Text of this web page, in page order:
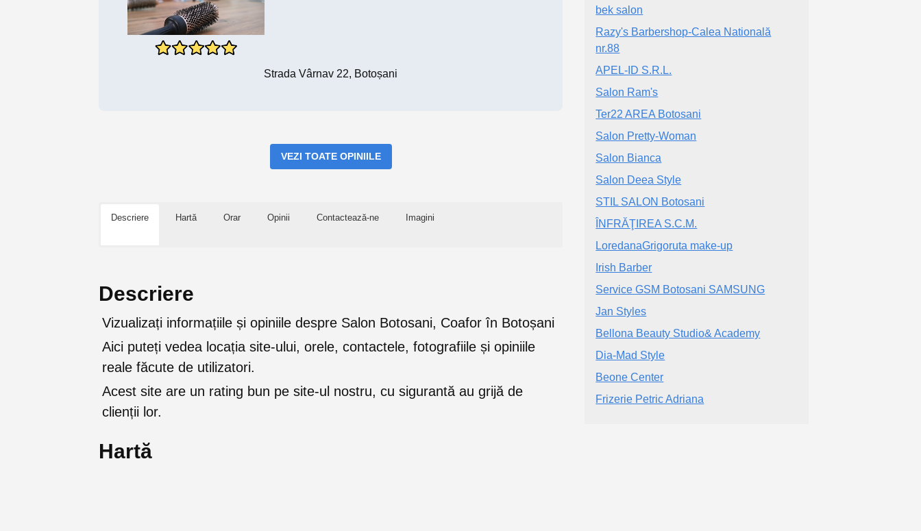
Strada Vârnav 22, Botoșani
VEZI TOATE OPINIILE
Descriere Hartă Orar Opinii Contactează-ne Imagini
Descriere
Vizualizați informațiile și opiniile despre Salon Botosani, Coafor în Botoșani
Aici puteți vedea locația site-ului, orele, contactele, fotografiile și opiniile
reale făcute de utilizatori.
Acest site are un rating bun pe site-ul nostru, cu sigurantă au grijă de
clienții lor.
Hartă
bek salon
Razy's Barbershop-Calea Natională
nr.88
APEL-ID S.R.L.
Salon Ram's
Ter22 AREA Botosani
Salon Pretty-Woman
Salon Bianca
Salon Deea Style
STIL SALON Botosani
ÎNFRĂŢIREA S.C.M.
LoredanaGrigoruta make-up
Irish Barber
Service GSM Botosani SAMSUNG
Jan Styles
Bellona Beauty Studio& Academy
Dia-Mad Style
Beone Center
Frizerie Petric Adriana